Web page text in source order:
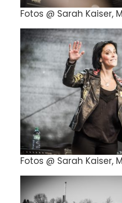
Fotos @ Sarah Kaiser,
Fotos @ Sarah Kaiser,